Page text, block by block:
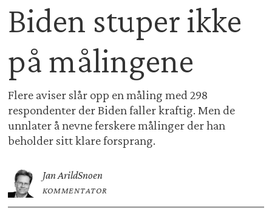
Biden stuper ikke
på målingene
Flere aviser slår opp en måling med 298
respondenter der Biden faller kraftig. Men de
unnlater å nevne ferskere målinger der han
beholder sitt klare forsprang.
Jan ArildSnoen
KOMMENTATOR